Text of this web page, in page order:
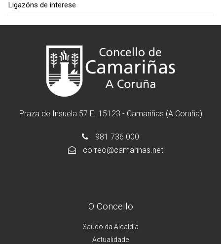
Ligazóns de interese
Praza de Insuela 57 E. 15123 - Camariñas (A Coruña)
981 736 000
correo@camarinas.net
O Concello
Saúdo da Alcaldía
Actualidade